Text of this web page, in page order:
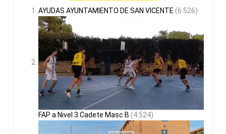
AYUDAS AYUNTAMIENTO DE SAN VICENTE (6.526)
FAP a Nivel 3 Cadete Masc B (4.524)